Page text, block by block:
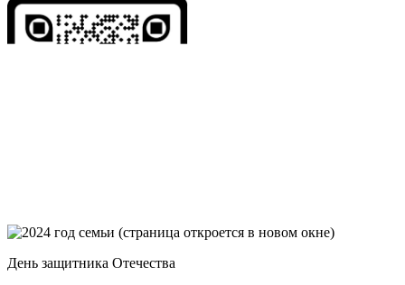
День защитника Отечества